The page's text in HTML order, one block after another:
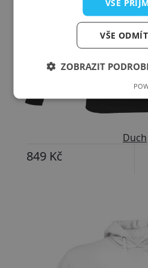
Duch
849 Kč
Přizpůsobitelný motiv
VŠE
VŠE
ZOBRAZIT